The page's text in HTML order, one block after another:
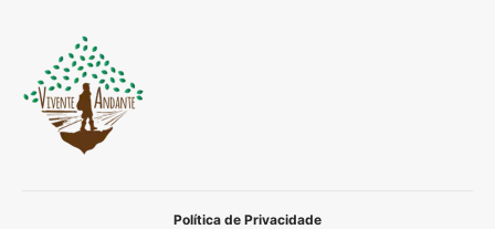
Política de Privacidade